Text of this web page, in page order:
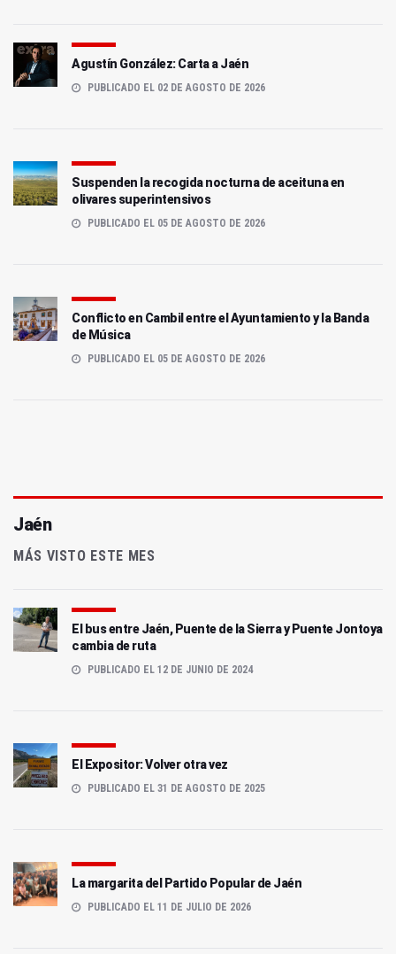
Agustín González: Carta a Jaén
PUBLICADO EL 02 DE AGOSTO DE 2026
Suspenden la recogida nocturna de aceituna en
olivares superintensivos
PUBLICADO EL 05 DE AGOSTO DE 2026
Conflicto en Cambil entre el Ayuntamiento y la Banda
de Música
PUBLICADO EL 05 DE AGOSTO DE 2026
Jaén
MÁS VISTO ESTE MES
El bus entre Jaén, Puente de la Sierra y Puente Jontoya
cambia de ruta
PUBLICADO EL 12 DE JUNIO DE 2024
El Expositor: Volver otra vez
PUBLICADO EL 31 DE AGOSTO DE 2025
La margarita del Partido Popular de Jaén
PUBLICADO EL 11 DE JULIO DE 2026